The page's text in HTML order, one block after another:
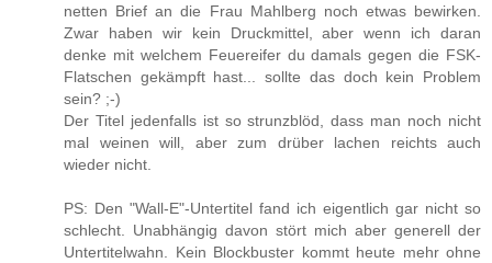
netten Brief an die Frau Mahlberg noch etwas bewirken.
Zwar haben wir kein Druckmittel, aber wenn ich daran
denke mit welchem Feuereifer du damals gegen die FSK-
Flatschen gekämpft hast... sollte das doch kein Problem
sein? ;-)
Der Titel jedenfalls ist so strunzblöd, dass man noch nicht
mal weinen will, aber zum drüber lachen reichts auch
wieder nicht.
PS: Den "Wall-E"-Untertitel fand ich eigentlich gar nicht so
schlecht. Unabhängig davon stört mich aber generell der
Untertitelwahn. Kein Blockbuster kommt heute mehr ohne